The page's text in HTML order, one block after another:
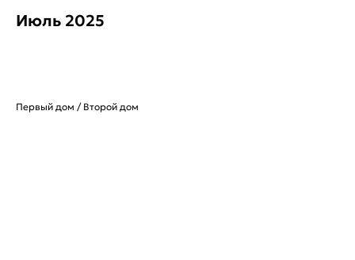
Июль 2025
Первый дом / Второй дом